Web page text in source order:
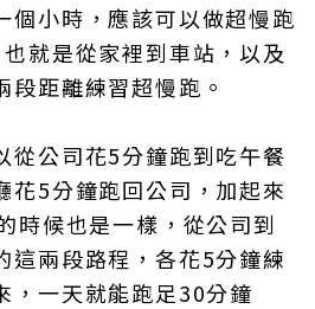
個小時，應該可以做超慢跑
就是從家裡到車站，以及
距離練習超慢跑。
從公司花5分鐘跑到吃午餐
花5分鐘跑回公司，加起來
時候也是一樣，從公司到
這兩段路程，各花5分鐘練
，一天就能跑足30分鐘